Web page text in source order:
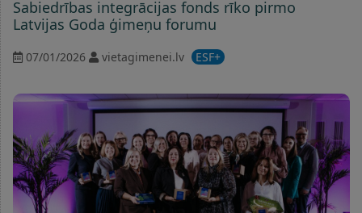
Sabiedrības integrācijas fonds rīko pirmo
Latvijas Goda ģimeņu forumu
07/01/2026 vietagimenei.lv ESF+